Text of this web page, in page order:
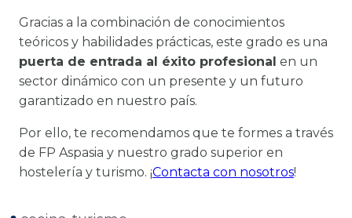
Gracias a la combinación de conocimientos
teóricos y habilidades prácticas, este grado es una
puerta de entrada al éxito profesional en un
sector dinámico con un presente y un futuro
garantizado en nuestro país.
Por ello, te recomendamos que te formes a través
de FP Aspasia y nuestro grado superior en
hostelería y turismo. ¡Contacta con nosotros!